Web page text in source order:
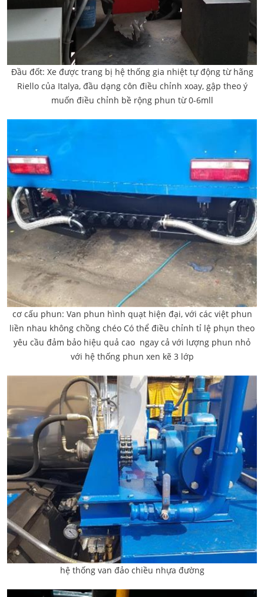
Đầu đốt: Xe được trang bị hệ thống gia nhiệt tự động từ hãng
Riello của Italya, đầu dạng côn điều chỉnh xoay, gập theo ý
muốn điều chỉnh bề rộng phun từ 0-6mll
cơ cấu phun: Van phun hình quạt hiện đại, với các việt phun
liền nhau không chồng chéo Có thể điều chỉnh tỉ lệ phụn theo
yêu cầu đảm bảo hiệu quả cao ngay cả với lượng phun nhỏ
với hệ thống phun xen kẽ 3 lớp
hệ thống van đảo chiều nhựa đường